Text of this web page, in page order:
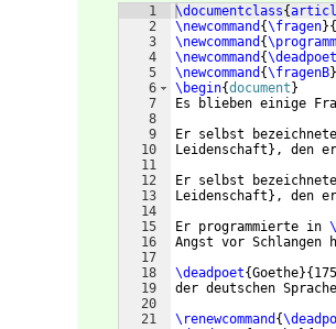
1
2
3
4
5
6
7
8
9
10
11
12
13
14
15
16
17
18
19
20
21
\documentclass{
\newcommand {\fragen}{
\newcommand {
\newcommand {\deadpoet
\newcommand {\fragenB}
\begin{document }
Es blieben einige
Er selbst
Leidenschaft } , den
Er selbst
Leidenschaft } , den
Er programmierte in
Angst vor Schlangen
\deadpoet{Goethe}{
der deutschen
\renewcommand {